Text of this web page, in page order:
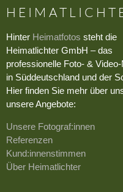
Hinter Heimatfotos steht die
Heimatlichter GmbH – das
professionelle Foto- &
in Süddeutschland und der
Hier finden Sie mehr über
unsere Angebote:
Unsere Fotograf:innen
Referenzen
Kund:innenstimmen
Über Heimatlichter